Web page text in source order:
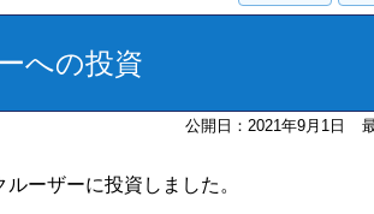
への投資
公開日：2021年9月1日
ーザーに投資しました。